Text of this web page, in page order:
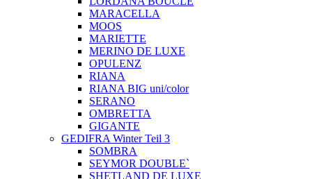
MARACELLA
MOOS
MARIETTE
MERINO DE LUXE
OPULENZ
RIANA
RIANA BIG uni/color
SERANO
OMBRETTA
GIGANTE
GEDIFRA Winter Teil 3
SOMBRA
SEYMOR DOUBLE`
SHETLAND DE LUXE